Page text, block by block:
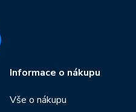
Informace o nákupu
Vše o nákupu